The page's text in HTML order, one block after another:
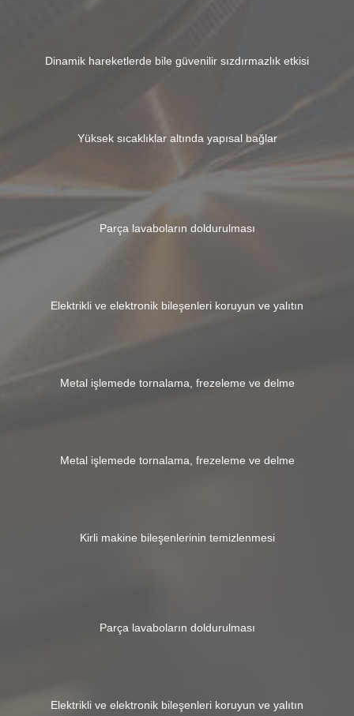
Dinamik hareketlerde bile güvenilir sızdırmazlık etkisi
Yüksek sıcaklıklar altında yapısal bağlar
Parça lavaboların doldurulması
Elektrikli ve elektronik bileşenleri koruyun ve yalıtın
Metal işlemede tornalama, frezeleme ve delme
Metal işlemede tornalama, frezeleme ve delme
Kirli makine bileşenlerinin temizlenmesi
Parça lavaboların doldurulması
Elektrikli ve elektronik bileşenleri koruyun ve yalıtın